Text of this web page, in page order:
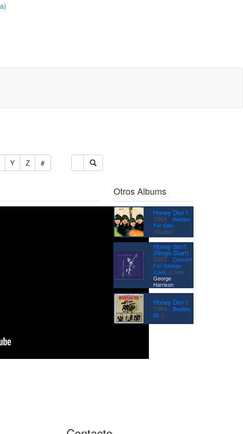
Y Z #
Otros Albums
Honey Don´t
1964· Beatles
For Sale
(Studio)
Honey don't
(Ringo Starr)
2003· Concert
For George
(Live) (Live) |
George
Harrison
Honey Don`t
1964· Beatles
65 ()